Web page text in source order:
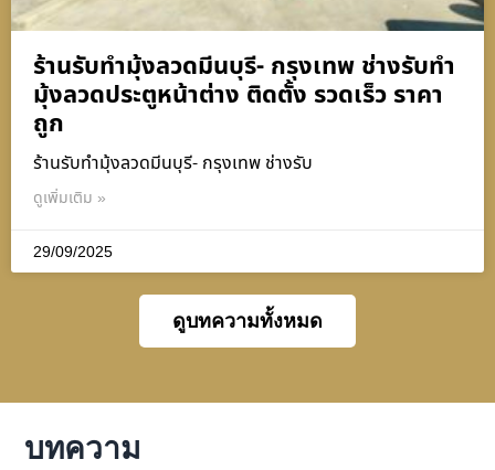
ร้านรับทำมุ้งลวดมีนบุรี- กรุงเทพ ช่างรับทำ
มุ้งลวดประตูหน้าต่าง ติดตั้ง รวดเร็ว ราคา
ถูก
ร้านรับทำมุ้งลวดมีนบุรี- กรุงเทพ ช่างรับ
ดูเพิ่มเติม »
29/09/2025
ดูบทความทั้งหมด
บทความ